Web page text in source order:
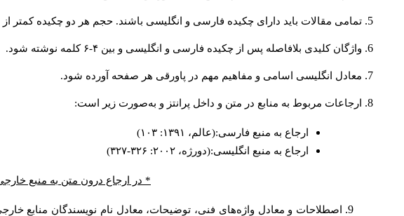
تمامی مقالات باید دارای چکیده فارسی و انگلیسی باشند. حجم هر دو چکیده کمتر از ۲۰۰ و بیشتر از ۲۵۰ کلمه نباشد.
واژگان کلیدی بلافاصله پس از چکیده فارسی و انگلیسی و بین ۴-۶ کلمه نوشته شود.
معادل انگلیسی اسامی و مفاهیم مهم در پاورقی هر صفحه آورده شود.
ارجاعات مربوط به منابع در متن و داخل پرانتز و به‌صورت زیر است:
ارجاع به منبع فارسی:(عالم، ۱۳۹۱: ۱۰۳)
ارجاع به منبع انگلیسی:(دورژه، ۲۰۰۲: ۳۲۶-۳۲۷)
* در ارجاع درون متن به منبع
اصطلاحات و معادل واژه‌های فنی، توضیحات، معادل نام نویسندگان منابع